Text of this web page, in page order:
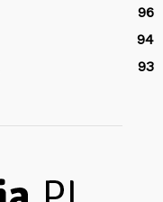
96
94
93